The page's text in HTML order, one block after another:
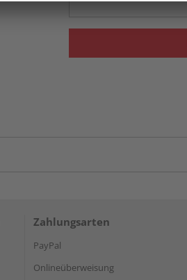
Zahlungsarten
PayPal
Onlineüberweisung